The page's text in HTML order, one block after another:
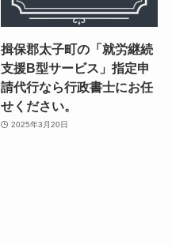
揖保郡太子町の「就労継続
支援B型サービス」指定申
請代行なら行政書士にお任
せください。
2025年3月20日